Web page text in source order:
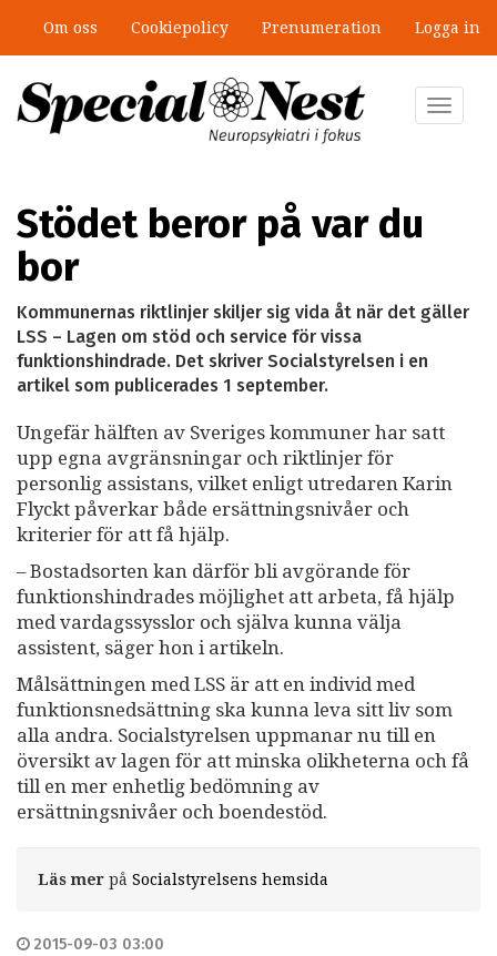
huvudinnehåll
Om oss Cookiepolicy Prenumeration Logga in
Toggle
Stödet beror på var du
bor
Kommunernas riktlinjer skiljer sig vida åt när det gäller
LSS – Lagen om stöd och service för vissa
funktionshindrade. Det skriver Socialstyrelsen i en
artikel som publicerades 1 september.
Ungefär hälften av Sveriges kommuner har satt
upp egna avgränsningar och riktlinjer för
personlig assistans, vilket enligt utredaren Karin
Flyckt påverkar både ersättningsnivåer och
kriterier för att få hjälp.
– Bostadsorten kan därför bli avgörande för
funktionshindrades möjlighet att arbeta, få hjälp
med vardagssysslor och själva kunna välja
assistent, säger hon i artikeln.
Målsättningen med LSS är att en individ med
funktionsnedsättning ska kunna leva sitt liv som
alla andra. Socialstyrelsen uppmanar nu till en
översikt av lagen för att minska olikheterna och få
till en mer enhetlig bedömning av
ersättningsnivåer och boendestöd.
Läs mer på Socialstyrelsens hemsida
2015-09-03 03:00
”Jobbet gick bra – just därför togs
stödet bort”